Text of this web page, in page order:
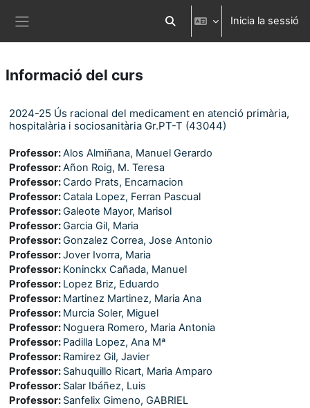
Commuta l'entrada de la cerca
Inicia la sessió
Informació del curs
2024-25 Ús racional del medicament en atenció primària,
hospitalària i sociosanitària Gr.PT-T (43044)
Professor:Alos Almiñana, Manuel Gerardo
Professor:Añon Roig, M. Teresa
Professor:Cardo Prats, Encarnacion
Professor:Catala Lopez, Ferran Pascual
Professor:Galeote Mayor, Marisol
Professor:Garcia Gil, Maria
Professor:Gonzalez Correa, Jose Antonio
Professor:Jover Ivorra, Maria
Professor: Koninckx Cañada, Manuel
Professor: Lopez Briz, Eduardo
Professor: Martinez Martinez, Maria Ana
Professor: Murcia Soler, Miguel
Professor: Noguera Romero, Maria Antonia
Professor: Padilla Lopez, Ana Mª
Professor: Ramirez Gil, Javier
Professor: Sahuquillo Ricart, Maria Amparo
Professor: Salar Ibáñez, Luis
Professor: Sanfelix Gimeno, GABRIEL